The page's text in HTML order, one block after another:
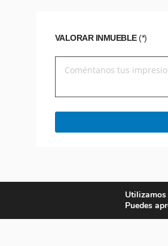
VALORAR INMUEBLE(*)
Utilizamos
Puedes